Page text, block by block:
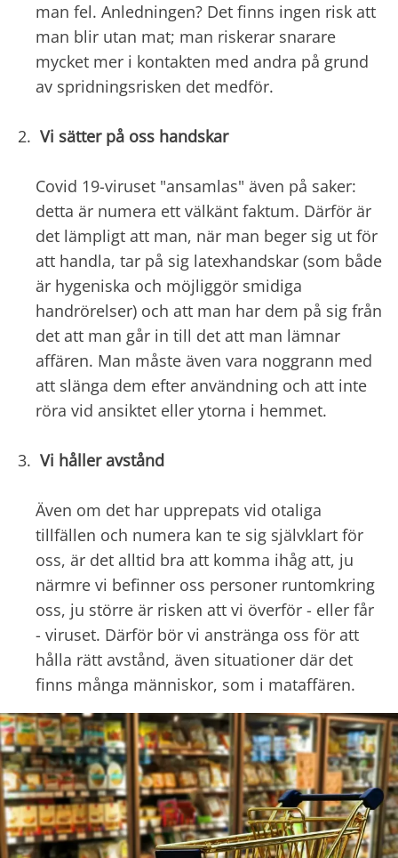
man fel. Anledningen? Det finns ingen risk att
man blir utan mat; man riskerar snarare
mycket mer i kontakten med andra på grund
av spridningsrisken det medför.
Vi sätter på oss handskar
Covid 19-viruset "ansamlas" även på saker:
detta är numera ett välkänt faktum. Därför är
det lämpligt att man, när man beger sig ut för
att handla, tar på sig latexhandskar (som både
är hygeniska och möjliggör smidiga
handrörelser) och att man har dem på sig från
det att man går in till det att man lämnar
affären. Man måste även vara noggrann med
att slänga dem efter användning och att inte
röra vid ansiktet eller ytorna i hemmet.
Vi håller avstånd
Även om det har upprepats vid otaliga
tillfällen och numera kan te sig självklart för
oss, är det alltid bra att komma ihåg att, ju
närmre vi befinner oss personer runtomkring
oss, ju större är risken att vi överför - eller får
- viruset. Därför bör vi anstränga oss för att
hålla rätt avstånd, även situationer där det
finns många människor, som i mataffären.